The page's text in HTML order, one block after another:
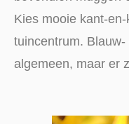
Kies mooie kant-
tuincentrum.
algemeen, maar er